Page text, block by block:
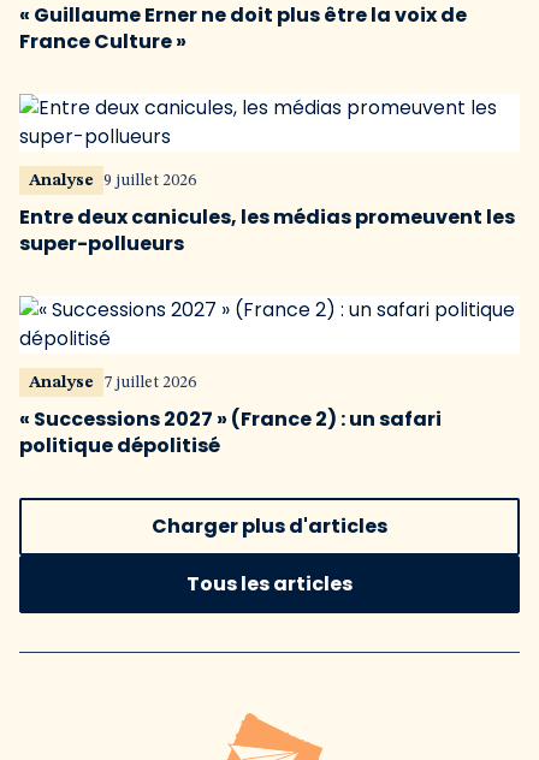
« Guillaume Erner ne doit plus être la voix de
France Culture »
Analyse 9 juillet 2026
Entre deux canicules, les médias promeuvent les
super-pollueurs
Analyse 7 juillet 2026
« Successions 2027 » (France 2) : un safari
politique dépolitisé
Charger plus d'articles
Tous les articles